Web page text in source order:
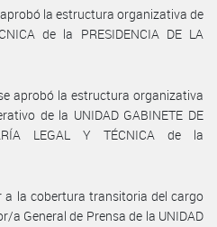
la estructura organizativa de
de la PRESIDENCIA DE LA
aprobó la estructura organizativa
de la UNIDAD GABINETE DE
LEGAL Y TÉCNICA de la
a la cobertura transitoria del cargo
a General de Prensa de la UNIDAD